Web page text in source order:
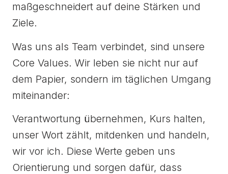
maßgeschneidert auf deine Stärken und
Ziele.
Was uns als Team verbindet, sind unsere
Core Values. Wir leben sie nicht nur auf
dem Papier, sondern im täglichen Umgang
miteinander:
Verantwortung übernehmen, Kurs halten,
unser Wort zählt, mitdenken und handeln,
wir vor ich. Diese Werte geben uns
Orientierung und sorgen dafür, dass